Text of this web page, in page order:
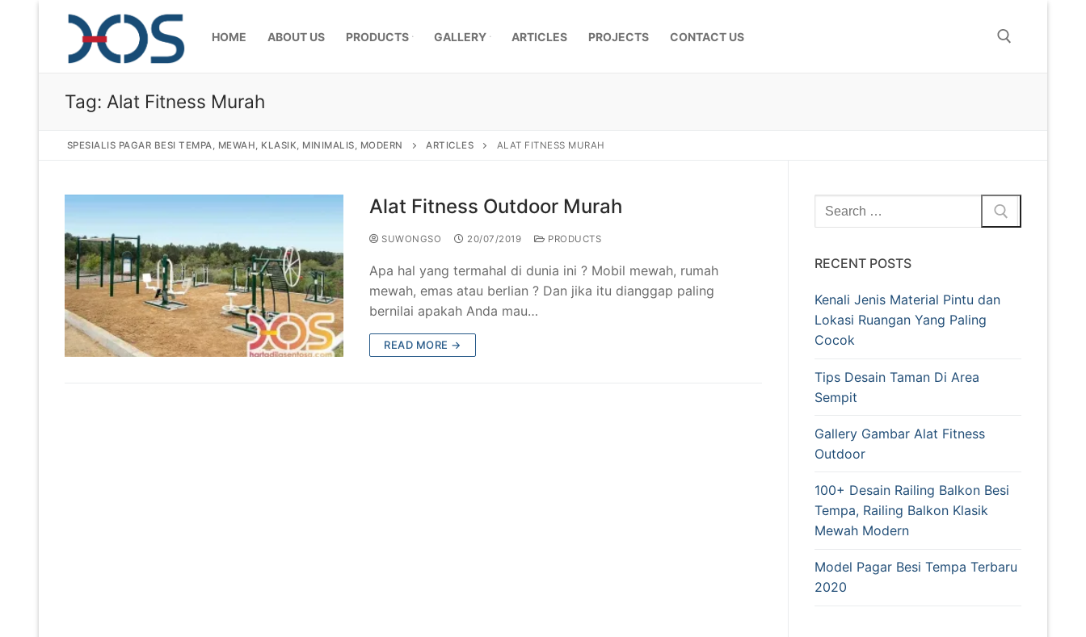
HOME ABOUT US PRODUCTS GALLERY ARTICLES PROJECTS CONTACT US
About Us
Products
Pagar Besi Tempa Klasik
Railing Tangga Besi Tempa
Gallery
Gallery Gambar Pagar Besi Tempa Mewah
Articles
Tag: Alat Fitness Murah
SPESIALIS PAGAR BESI TEMPA, MEWAH, KLASIK, MINIMALIS, MODERN ARTICLES ALAT FITNESS MURAH
Alat Fitness Outdoor Murah
SUWONGSO 20/07/2019 PRODUCTS
Apa hal yang termahal di dunia ini ? Mobil mewah, rumah
mewah, emas atau berlian ? Dan jika itu dianggap paling
bernilai apakah Anda mau…
READ MORE →
RECENT POSTS
Kenali Jenis Material Pintu dan
Lokasi Ruangan Yang Paling
Cocok
Tips Desain Taman Di Area
Sempit
Gallery Gambar Alat Fitness
Outdoor
100+ Desain Railing Balkon Besi
Tempa, Railing Balkon Klasik
Mewah Modern
Model Pagar Besi Tempa Terbaru
2020